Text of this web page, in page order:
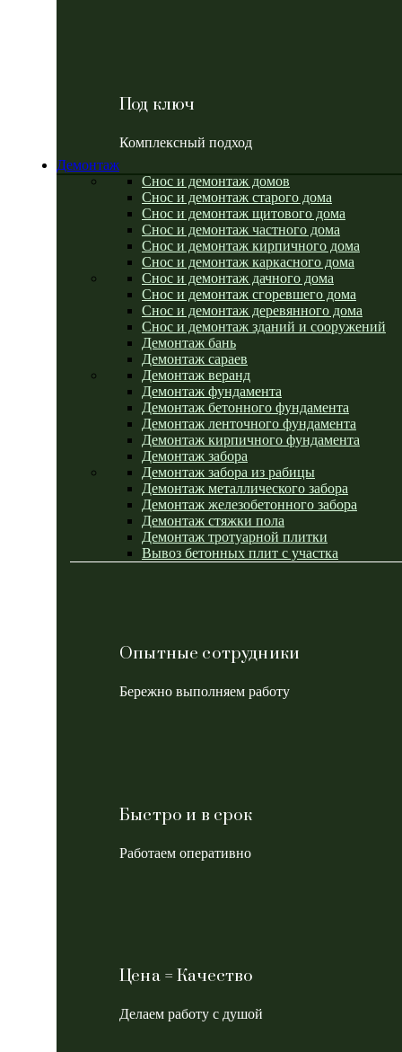
Под ключ
Комплексный подход
Демонтаж
Снос и демонтаж домов
Снос и демонтаж старого дома
Снос и демонтаж щитового дома
Снос и демонтаж частного дома
Снос и демонтаж кирпичного дома
Снос и демонтаж каркасного дома
Снос и демонтаж дачного дома
Снос и демонтаж сгоревшего дома
Снос и демонтаж деревянного дома
Снос и демонтаж зданий и сооружений
Демонтаж бань
Демонтаж сараев
Демонтаж веранд
Демонтаж фундамента
Демонтаж бетонного фундамента
Демонтаж ленточного фундамента
Демонтаж кирпичного фундамента
Демонтаж забора
Демонтаж забора из рабицы
Демонтаж металлического забора
Демонтаж железобетонного забора
Демонтаж стяжки пола
Демонтаж тротуарной плитки
Вывоз бетонных плит с участка
Опытные сотрудники
Бережно выполняем работу
Быстро и в срок
Работаем оперативно
Цена = Качество
Делаем работу с душой